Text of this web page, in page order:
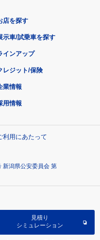
店を探す
示車/試乗車を探す
インアップ
レジット/保険
業情報
用情報
利用にあたって
新潟県公安委員会 第
見積り
シミュレーション